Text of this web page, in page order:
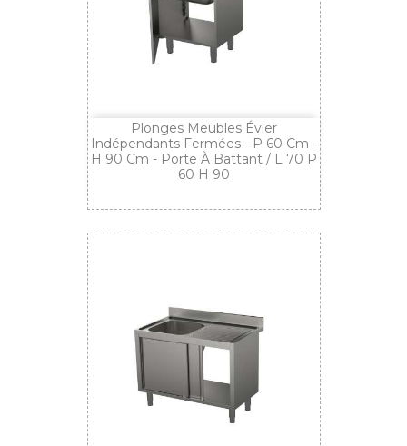
Plonges Meubles Évier
Indépendants Fermées - P 60 Cm -
H 90 Cm - Porte À Battant / L 70 P
60 H 90